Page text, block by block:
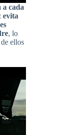
cada
evita
, lo
ellos